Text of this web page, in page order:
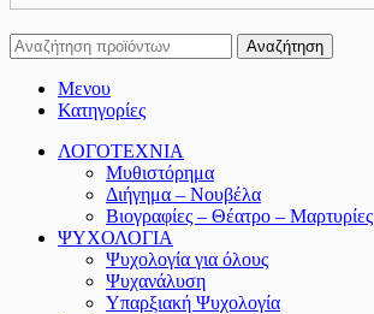
Αναζήτηση
Μενου
Κατηγορίες
ΛΟΓΟΤΕΧΝΙΑ
Μυθιστόρημα
Διήγημα – Νουβέλα
Βιογραφίες – Θέατρο – Μαρτυρίες
ΨΥΧΟΛΟΓΙΑ
Ψυχολογία για όλους
Ψυχανάλυση
Υπαρξιακή Ψυχολογία